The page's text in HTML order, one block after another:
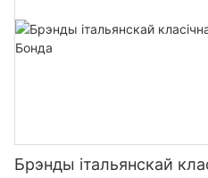
Брэнды італьянскай